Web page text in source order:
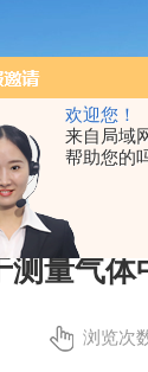
欢迎您！
来自局域
帮助您的
/ 智能露点
测量气
浏览次